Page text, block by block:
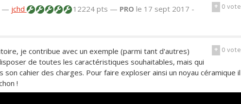
+ 0vote
— jchd 12224 pts — PRO le 17 sept 2017 -
+ 0vote
je contribue avec un exemple (parmi tant d'autres)
de toutes les caractéristiques souhaitables, mais qui
cahier des charges. Pour faire exploser ainsi un noyau céramique il
!